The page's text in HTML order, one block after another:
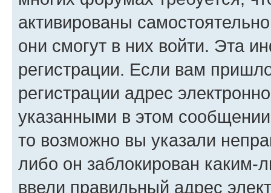
активированы
они смогут в них войти. Эта
регистрации. Если вам
регистрации адрес
указанными в этом
то возможно вы указали
либо он заблокирован
ввели правильный адрес